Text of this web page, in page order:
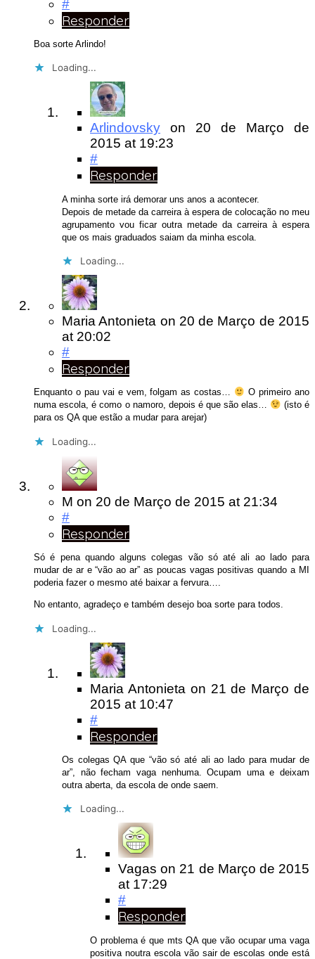
#
Responder
Boa sorte Arlindo!
Loading...
Arlindovsky on 20 de Março de
2015 at 19:23
#
Responder
A minha sorte irá demorar uns anos a acontecer.
Depois de metade da carreira à espera de colocação no meu
agrupamento vou ficar outra metade da carreira à espera
que os mais graduados saiam da minha escola.
Loading...
Maria Antonieta on 20 de Março de 2015
at 20:02
#
Responder
Enquanto o pau vai e vem, folgam as costas…
O primeiro ano
numa escola, é como o namoro, depois é que são elas…
(isto é
para os QA que estão a mudar para arejar)
Loading...
M on 20 de Março de 2015 at 21:34
#
Responder
Só é pena quando alguns colegas vão só até ali ao lado para
mudar de ar e “vão ao ar” as poucas vagas positivas quando a MI
poderia fazer o mesmo até baixar a fervura….
No entanto, agradeço e também desejo boa sorte para todos.
Loading...
Maria Antonieta on 21 de Março de
2015 at 10:47
#
Responder
Os colegas QA que “vão só até ali ao lado para mudar de
ar”, não fecham vaga nenhuma. Ocupam uma e deixam
outra aberta, da escola de onde saem.
Loading...
Vagas on 21 de Março de 2015
at 17:29
#
Responder
O problema é que mts QA que vão ocupar uma vaga
positiva noutra escola vão sair de escolas onde está